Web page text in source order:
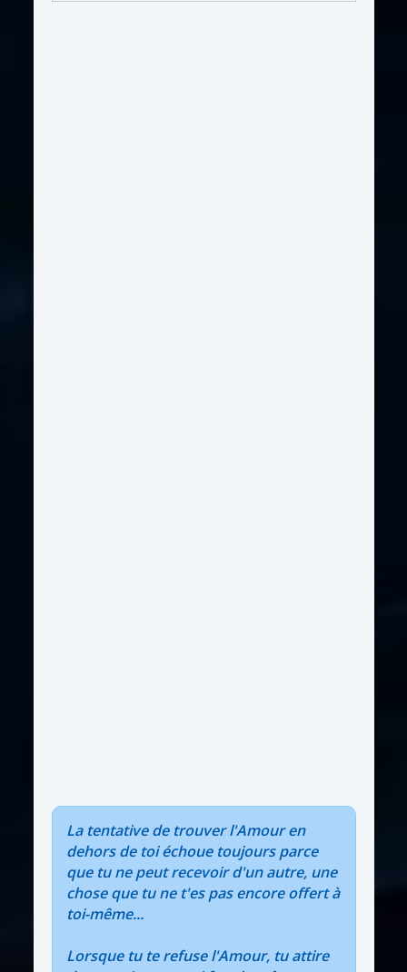
La tentative de trouver l'Amour en
dehors de toi échoue toujours parce
que tu ne peut recevoir d'un autre, une
chose que tu ne t'es pas encore offert à
toi-même...
Lorsque tu te refuse l'Amour, tu attire